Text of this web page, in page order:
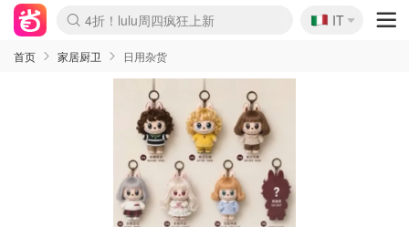
Boticinal 夏促开抢！
4折！lulu周四疯狂上新
速领！Stanley独家85折
Zalando 奥莱闪促！每日更新
🇮🇹
IT
首页 家居厨卫 日用杂货